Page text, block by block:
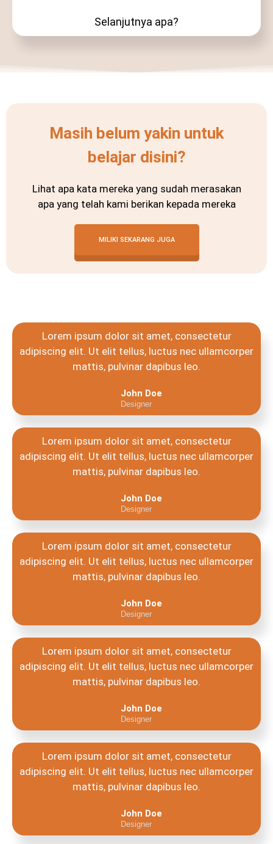
Selanjutnya apa?
Masih belum yakin untuk
belajar disini?
Lihat apa kata mereka yang sudah merasakan
apa yang telah kami berikan kepada mereka
MILIKI SEKARANG JUGA
Lorem ipsum dolor sit amet, consectetur
adipiscing elit. Ut elit tellus, luctus nec ullamcorper
mattis, pulvinar dapibus leo.
John Doe
Designer
Lorem ipsum dolor sit amet, consectetur
adipiscing elit. Ut elit tellus, luctus nec ullamcorper
mattis, pulvinar dapibus leo.
John Doe
Designer
Lorem ipsum dolor sit amet, consectetur
adipiscing elit. Ut elit tellus, luctus nec ullamcorper
mattis, pulvinar dapibus leo.
John Doe
Designer
Lorem ipsum dolor sit amet, consectetur
adipiscing elit. Ut elit tellus, luctus nec ullamcorper
mattis, pulvinar dapibus leo.
John Doe
Designer
Lorem ipsum dolor sit amet, consectetur
adipiscing elit. Ut elit tellus, luctus nec ullamcorper
mattis, pulvinar dapibus leo.
John Doe
Designer